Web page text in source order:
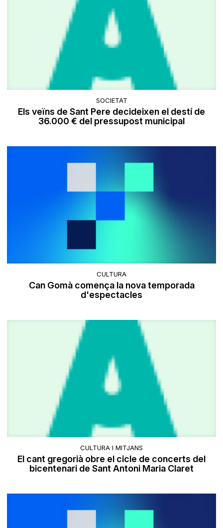
SOCIETAT
Els veïns de Sant Pere decideixen el destí de
36.000 € del pressupost municipal
CULTURA
Can Gomà comença la nova temporada
d'espectacles
CULTURA I MITJANS
El cant gregorià obre el cicle de concerts del
bicentenari de Sant Antoni Maria Claret